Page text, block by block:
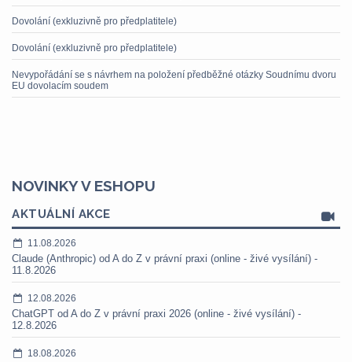
Dovolání (exkluzivně pro předplatitele)
Dovolání (exkluzivně pro předplatitele)
Nevypořádání se s návrhem na položení předběžné otázky Soudnímu dvoru
EU dovolacím soudem
NOVINKY V ESHOPU
AKTUÁLNÍ AKCE
11.08.2026
Claude (Anthropic) od A do Z v právní praxi (online - živé vysílání) -
11.8.2026
12.08.2026
ChatGPT od A do Z v právní praxi 2026 (online - živé vysílání) -
12.8.2026
18.08.2026